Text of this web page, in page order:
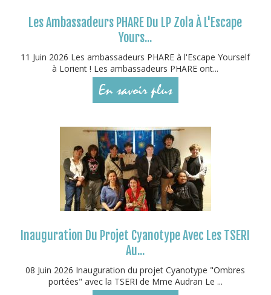
Les Ambassadeurs PHARE Du LP Zola À L'Escape
Yours...
11 Juin 2026 Les ambassadeurs PHARE à l'Escape Yourself
à Lorient ! Les ambassadeurs PHARE ont...
En savoir plus
Inauguration Du Projet Cyanotype Avec Les TSERI
Au...
08 Juin 2026 Inauguration du projet Cyanotype "Ombres
portées" avec la TSERI de Mme Audran Le ...